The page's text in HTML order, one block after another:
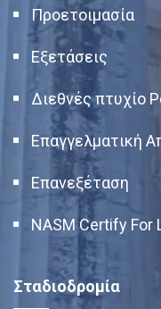
Προετοιμασία
Εξετάσεις
Διεθνές πτυχίο
Επαγγελματική
Επανεξέταση
NASM Certify For
Σταδιοδρομία